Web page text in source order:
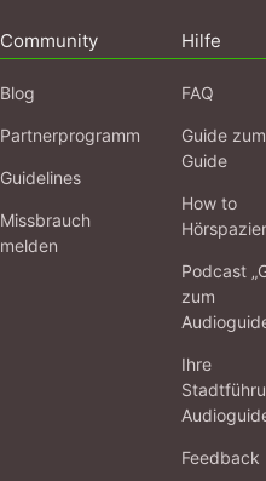
Community
Blog
Partnerprogramm
Guidelines
Missbrauch
melden
Hilfe
FAQ
Guide zum
Guide
How to
Podcast
zum
Ihre
Feedback